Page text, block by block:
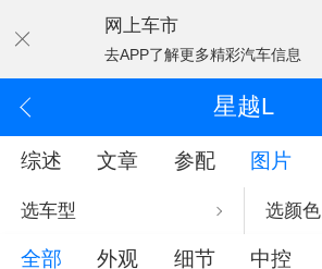
网上车市
去APP了解更多精彩汽车信息
星越L
综述 文章 参配 图片
选车型 选颜色
全部 外观 细节 中控